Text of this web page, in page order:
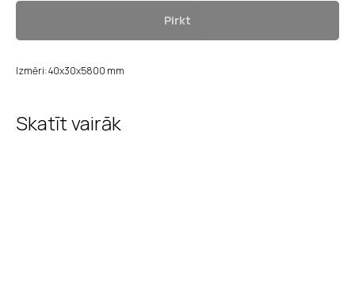
Pirkt
Izmēri: 40x30x5800 mm
Skatīt vairāk